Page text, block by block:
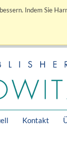
Indem Sie
Kontakt